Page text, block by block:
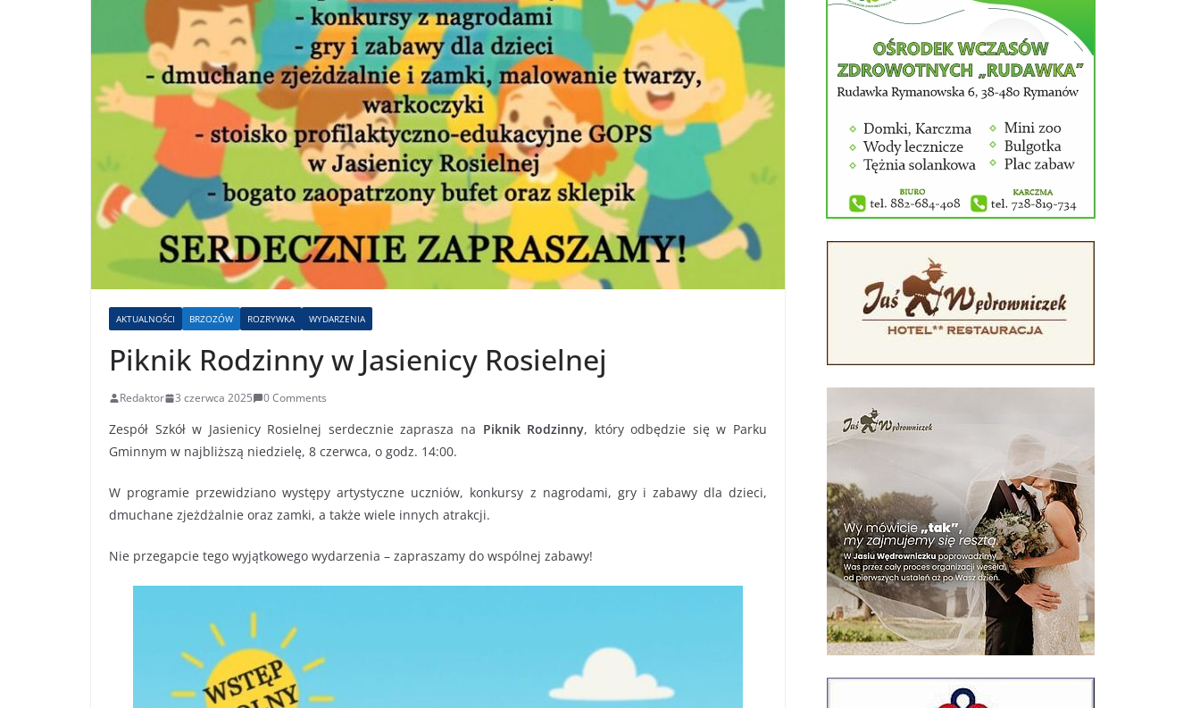
AKTUALNOŚCI BRZOZÓW ROZRYWKA WYDARZENIA
Piknik Rodzinny w Jasienicy Rosielnej
Redaktor 3 czerwca 2025 0 Comments
Zespół Szkół w Jasienicy Rosielnej serdecznie zaprasza na Piknik Rodzinny, który odbędzie się w Parku
Gminnym w najbliższą niedzielę, 8 czerwca, o godz. 14:00.
W programie przewidziano występy artystyczne uczniów, konkursy z nagrodami, gry i zabawy dla dzieci,
dmuchane zjeżdżalnie oraz zamki, a także wiele innych atrakcji.
Nie przegapcie tego wyjątkowego wydarzenia – zapraszamy do wspólnej zabawy!